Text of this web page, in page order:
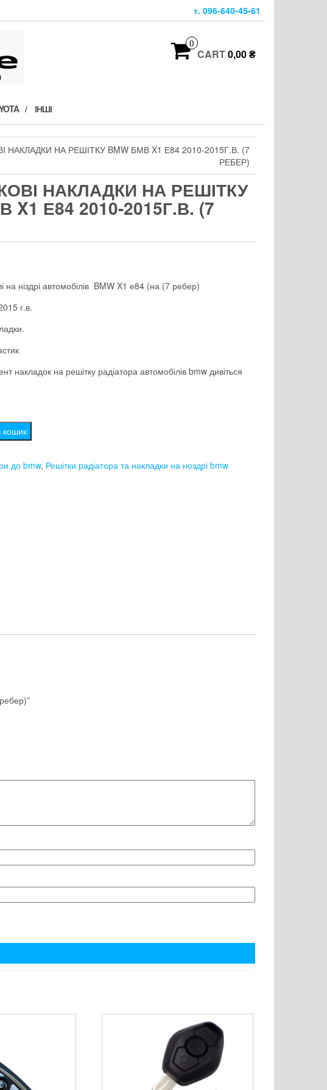
т. 096-640-45-61
0
CART0,00 ₴
ІНШІ
НАКЛАДКИ НА РЕШІТКУ BMW БМВ X1 Е84 2010-2015Г.В. (7
РЕБЕР)
НАКЛАДКИ НА РЕШІТКУ
X1 Е84 2010-2015Г.В. (7
на ніздрі автомобілів BMW X1 е84 (на (7 ребер)
г.в.
накладок на решітку радіатора автомобілів bmw дивіться
кошик
до bmw, Решітки радіатора та накладки на ноздрі bmw